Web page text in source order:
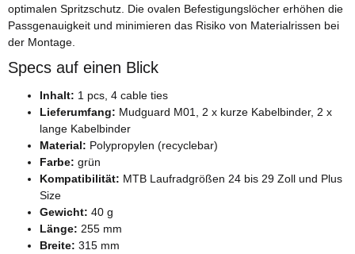
optimalen Spritzschutz. Die ovalen Befestigungslöcher erhöhen die
Passgenauigkeit und minimieren das Risiko von Materialrissen bei
der Montage.
Specs auf einen Blick
Inhalt: 1 pcs, 4 cable ties
Lieferumfang: Mudguard M01, 2 x kurze Kabelbinder, 2 x
lange Kabelbinder
Material: Polypropylen (recyclebar)
Farbe: grün
Kompatibilität: MTB Laufradgrößen 24 bis 29 Zoll und Plus
Size
Gewicht: 40 g
Länge: 255 mm
Breite: 315 mm